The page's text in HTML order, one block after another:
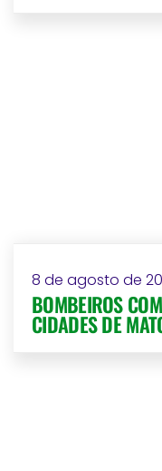
8 de agosto de
BOMBEIROS
CIDADES DE